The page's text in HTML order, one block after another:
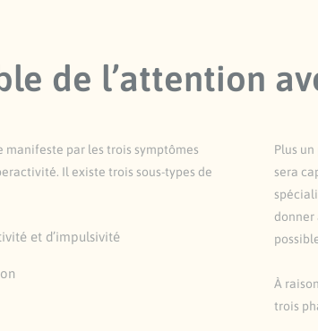
de l’attention
manifeste par les trois symptômes
Il existe trois sous-types de
et d’impulsivité
Plus
sera
donner
À
trois